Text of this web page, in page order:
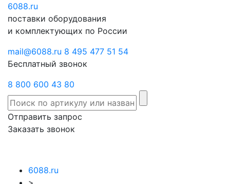
6088.ru
поставки оборудования
и комплектующих по России
mail@6088.ru 8 495 477 51 54
Бесплатный звонок
8 800 600 43 80
Отправить запрос
Заказать звонок
6088.ru
Отправить
запрос
звонок